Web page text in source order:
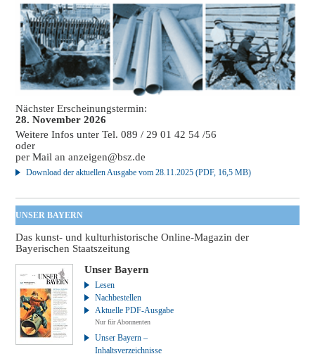
Nächster Erscheinungstermin:
28. November 2026
Weitere Infos unter Tel. 089 / 29 01 42 54 /56
oder
per Mail ananzeigen@bsz.de
Download der aktuellen Ausgabe vom 28.11.2025 (PDF, 16,5 MB)
UNSER BAYERN
Das kunst- und kulturhistorische Online-Magazin der
Bayerischen Staatszeitung
Unser Bayern
Lesen
Nachbestellen
Aktuelle PDF-Ausgabe
Nur für Abonnenten
Unser Bayern –
Inhaltsverzeichnisse